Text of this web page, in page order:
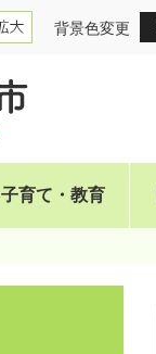
背景色変更
子育て・教育